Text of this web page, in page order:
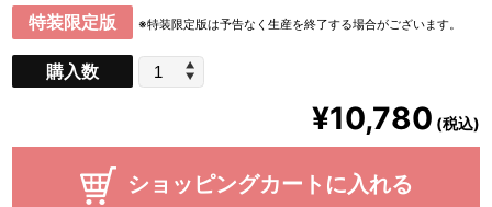
特装限定版 ※特装限定版は予告なく生産を終了する場合がございます。
購入数
¥10,780 (税込)
ショッピングカートに入れる